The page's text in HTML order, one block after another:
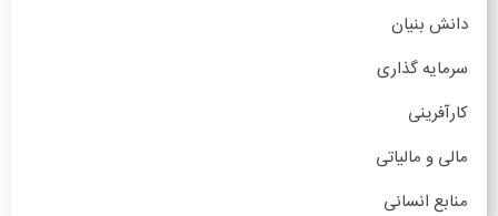
دانش بنیان
سرمایه گذاری
کارآفرینی
مالی و مالیاتی
منابع انسانی